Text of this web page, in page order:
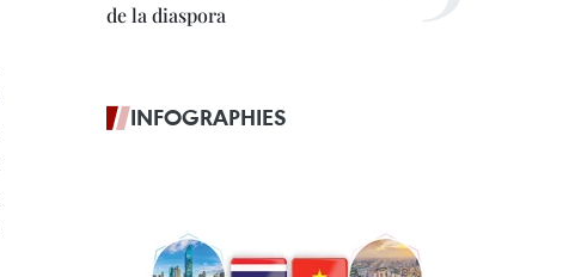
de la diaspora
INFOGRAPHIES